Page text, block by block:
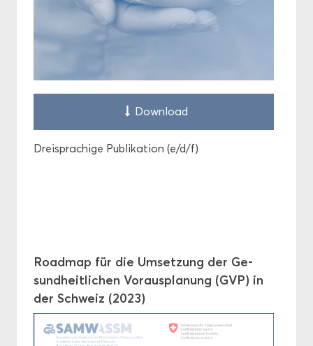
Down­load
Drei­spra­chi­ge Pu­bli­ka­ti­on (e/d/f)
Road­map für die Um­set­zung der Ge­
sund­heit­li­chen Vor­aus­pla­nung (GVP) in
der Schweiz (2023)